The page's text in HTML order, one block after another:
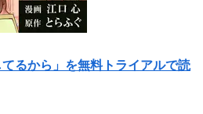
てるから」を無料トライアルで読